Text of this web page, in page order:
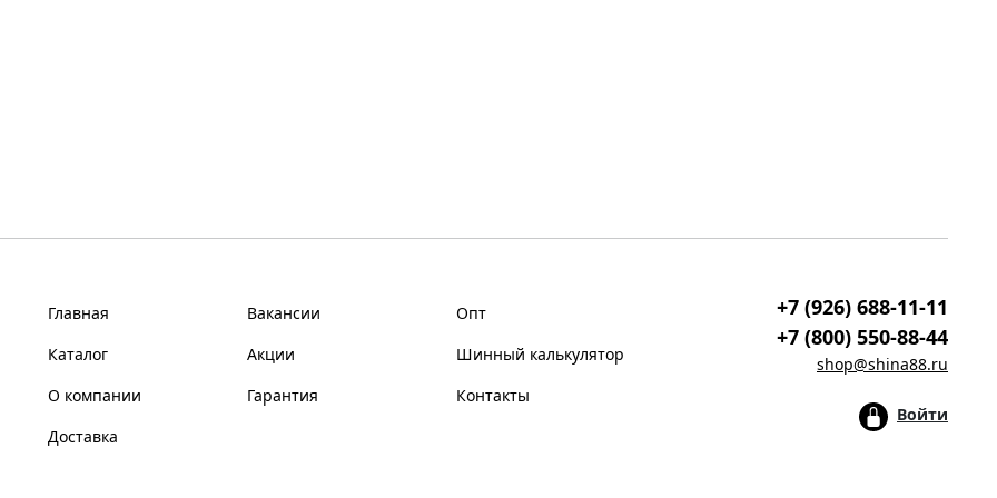
Главная
Каталог
О компании
Доставка
Вакансии
Акции
Гарантия
Опт
Шинный калькулятор
Контакты
+7 (926) 688-11-11
+7 (800) 550-88-44
shop@shina88.ru
Войти